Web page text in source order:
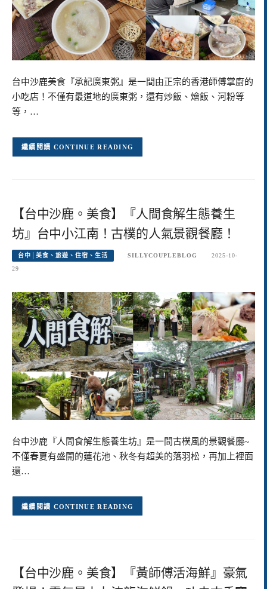
台中沙鹿美食『承記廣東粥』是一間由正宗的香港師傅掌廚的
小吃店！不僅有最道地的廣東粥，還有炒飯、燴飯、河粉等
等，…
CONTINUE READING
【台中沙鹿。美食】『人間食解生態養生
坊』台中小江南！古樸的人氣景觀餐廳！
台中│美食、旅遊、住宿、生活 SILLYCOUPLEBLOG
2025-10-
29
台中沙鹿『人間食解生態養生坊』是一間古樸風的景觀餐廳~
不僅春夏有盛開的蓮花池、秋冬有超美的落羽松，再加上裡面
還…
CONTINUE READING
【台中沙鹿。美食】『黃師傅活海鮮』豪氣